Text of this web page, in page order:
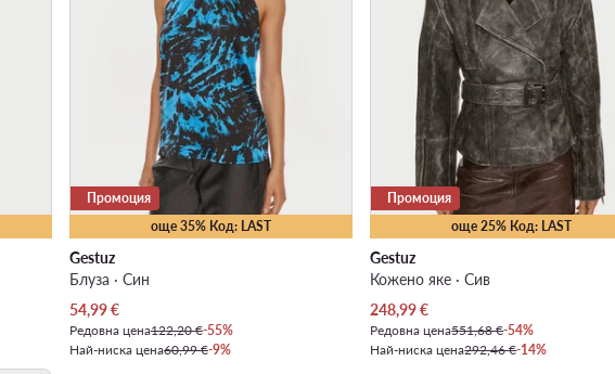
още 35% Код: LAST
Промоция
Gestuz
Блуза · Син
Актуална цена
54,99€
Редовна цена122,20 €-55%
Най-ниска цена60,99 €-9%
още 25% Код: LAST
Промоция
Gestuz
Кожено яке · Сив
Актуална цена
248,99€
Редовна цена551,68 €-54%
Най-ниска цена292,46 €-14%